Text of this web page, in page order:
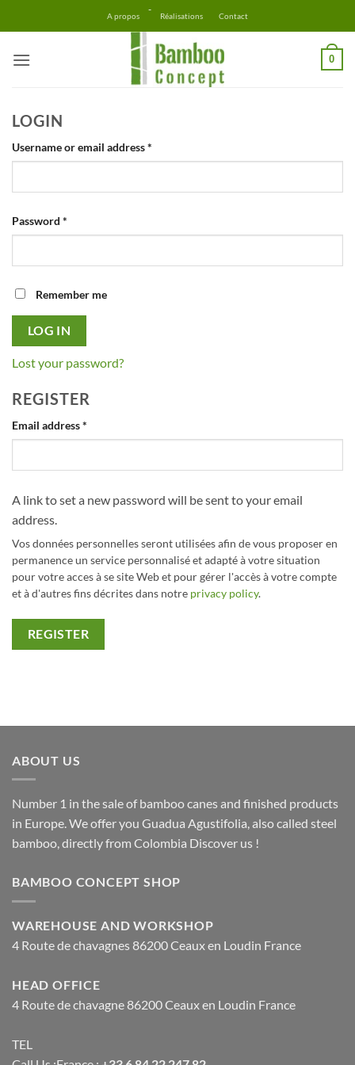
to
A propos
-
Réalisations Contact
0
LOGIN
Username or email address*
Password *
Remember me
LOG IN
Lost your password?
REGISTER
Email address*
A link to set a new password will be sent to your email
address.
Vos données personnelles seront utilisées afin de vous proposer en
permanence un service personnalisé et adapté à votre situation
pour votre acces à se site Web et pour gérer l'accès à votre compte
et à d'autres fins décrites dans notre privacy policy.
REGISTER
ABOUT US
Number 1 in the sale of bamboo canes and finished products
in Europe. We offer you Guadua Agustifolia, also called steel
bamboo, directly from Colombia Discover us !
BAMBOO CONCEPT SHOP
WAREHOUSE AND WORKSHOP
4 Route de chavagnes 86200 Ceaux en Loudin France
HEAD OFFICE
4 Route de chavagne 86200 Ceaux en Loudin France
TEL